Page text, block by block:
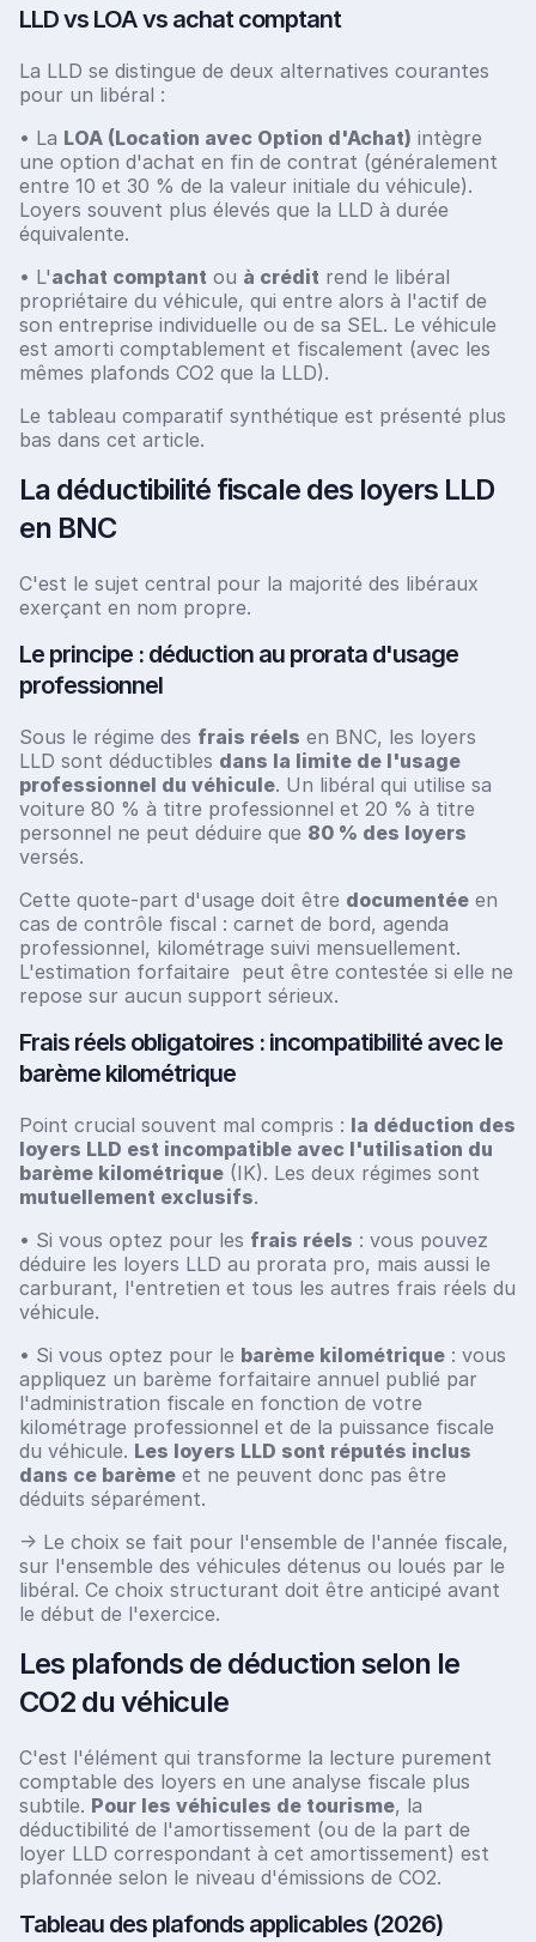
LLD vs LOA vs achat comptant
La LLD se distingue de deux alternatives courantes
pour un libéral :
• La LOA (Location avec Option d'Achat) intègre
une option d'achat en fin de contrat (généralement
entre 10 et 30 % de la valeur initiale du véhicule).
Loyers souvent plus élevés que la LLD à durée
équivalente.
• L'achat comptant ou à crédit rend le libéral
propriétaire du véhicule, qui entre alors à l'actif de
son entreprise individuelle ou de sa SEL. Le véhicule
est amorti comptablement et fiscalement (avec les
mêmes plafonds CO2 que la LLD).
Le tableau comparatif synthétique est présenté plus
bas dans cet article.
La déductibilité fiscale des loyers LLD
en BNC
C'est le sujet central pour la majorité des libéraux
exerçant en nom propre.
Le principe : déduction au prorata d'usage
professionnel
Sous le régime des frais réels en BNC, les loyers
LLD sont déductibles dans la limite de l'usage
professionnel du véhicule. Un libéral qui utilise sa
voiture 80 % à titre professionnel et 20 % à titre
personnel ne peut déduire que 80 % des loyers
versés.
Cette quote-part d'usage doit être documentée en
cas de contrôle fiscal : carnet de bord, agenda
professionnel, kilométrage suivi mensuellement.
L'estimation forfaitaire peut être contestée si elle ne
repose sur aucun support sérieux.
Frais réels obligatoires : incompatibilité avec le
barème kilométrique
Point crucial souvent mal compris : la déduction des
loyers LLD est incompatible avec l'utilisation du
barème kilométrique (IK). Les deux régimes sont
mutuellement exclusifs.
• Si vous optez pour les frais réels : vous pouvez
déduire les loyers LLD au prorata pro, mais aussi le
carburant, l'entretien et tous les autres frais réels du
véhicule.
• Si vous optez pour le barème kilométrique : vous
appliquez un barème forfaitaire annuel publié par
l'administration fiscale en fonction de votre
kilométrage professionnel et de la puissance fiscale
du véhicule. Les loyers LLD sont réputés inclus
dans ce barème et ne peuvent donc pas être
déduits séparément.
→ Le choix se fait pour l'ensemble de l'année fiscale,
sur l'ensemble des véhicules détenus ou loués par le
libéral. Ce choix structurant doit être anticipé avant
le début de l'exercice.
Les plafonds de déduction selon le
CO2 du véhicule
C'est l'élément qui transforme la lecture purement
comptable des loyers en une analyse fiscale plus
subtile. Pour les véhicules de tourisme, la
déductibilité de l'amortissement (ou de la part de
loyer LLD correspondant à cet amortissement) est
plafonnée selon le niveau d'émissions de CO2.
Tableau des plafonds applicables (2026)